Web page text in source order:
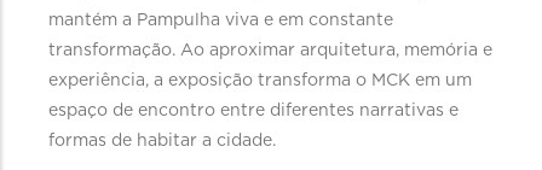
mantém a Pampulha viva e em constante
transformação. Ao aproximar arquitetura, memória e
experiência, a exposição transforma o MCK em um
espaço de encontro entre diferentes narrativas e
formas de habitar a cidade.